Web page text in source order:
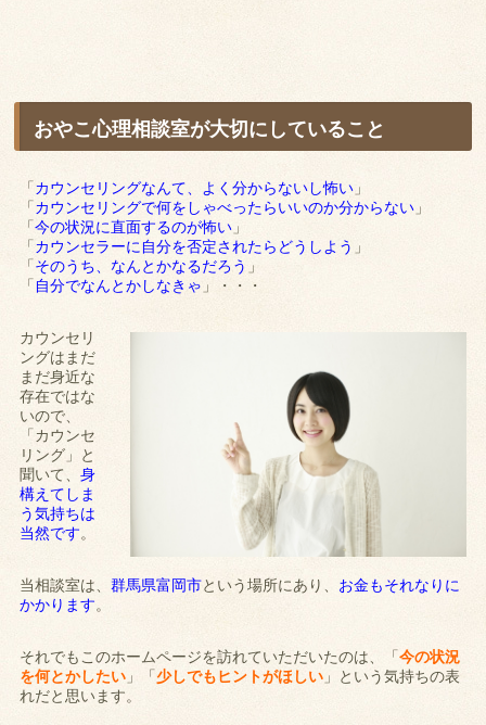
おやこ心理相談室が大切にしていること
「カウンセリングなんて、よく分からないし怖い 」
「カウンセリングで何をしゃべったらいいのか分からない 」
「今の状況に直面するのが怖い 」
「カウンセラーに自分を否定されたらどうしよう 」
「そのうち、なんとかなるだろう 」
「 自分でなんとかしなきゃ 」・・・
カウンセリ
ングはまだ
まだ身近な
存在ではな
いので、
「カウンセ
リング」と
聞いて、身
構えてしま
う気持ちは
当然です。
当相談室は、群馬県富岡市という場所にあり、 お金もそれなりに
かかります。
それでもこのホームページを訪れていただいたのは、「今の状況
を何とかしたい 」「少しでもヒントがほしい 」という気持ちの表
れだと思います。